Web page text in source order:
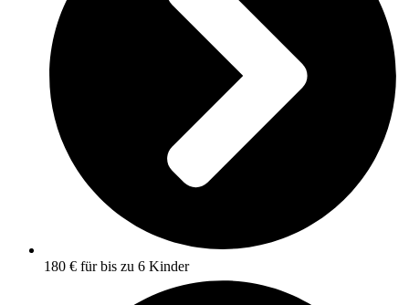
180 € für bis zu 6 Kinder